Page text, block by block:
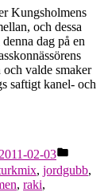
Kungsholmens
och dessa
dag på en
valde smaker
saftigt kanel- och
2011-02-03
, jordgubb,
, raki,